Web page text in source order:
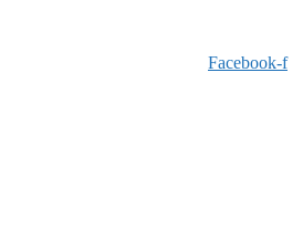
Facebook-f